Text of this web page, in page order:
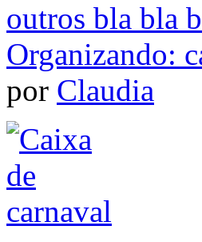
outros bla bla
Organizando:
por Claudia